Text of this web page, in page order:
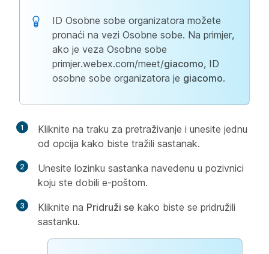
ID Osobne sobe organizatora možete
pronaći na vezi Osobne sobe. Na primjer,
ako je veza Osobne sobe
primjer.webex.com/meet/giacomo, ID
osobne sobe organizatora je giacomo.
1
Kliknite na traku za pretraživanje i unesite jednu
od opcija kako biste tražili sastanak.
2
Unesite lozinku sastanka navedenu u pozivnici
koju ste dobili e-poštom.
3 Kliknite na Pridruži se kako biste se pridružili
sastanku.